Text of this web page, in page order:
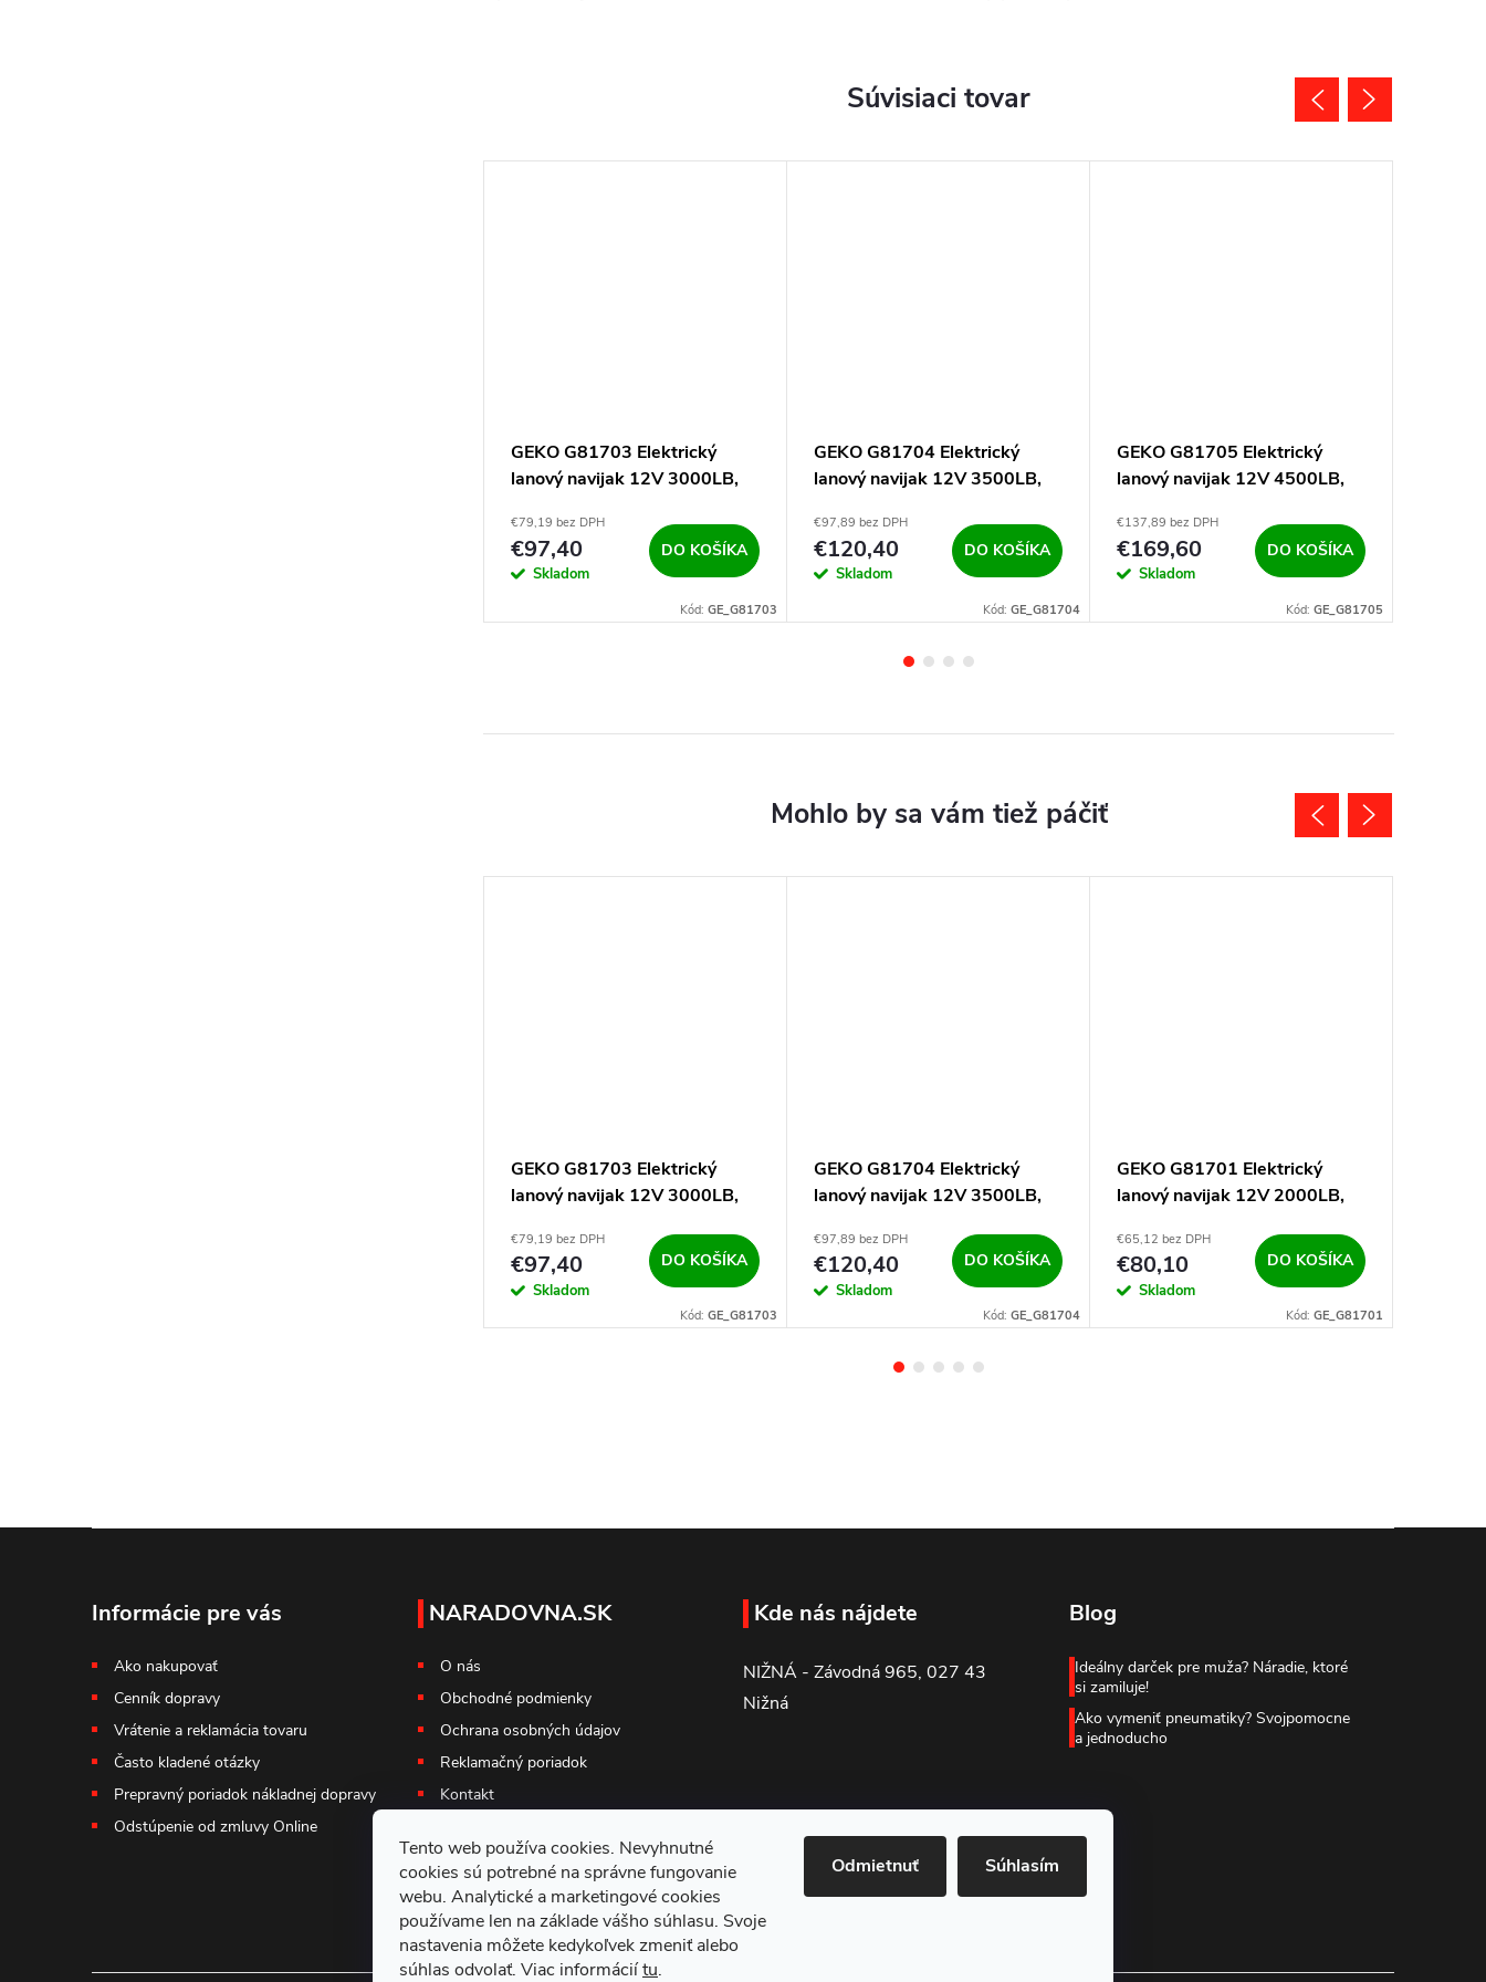
Tento web používa cookies. Nevyhnutné
cookies sú potrebné na správne fungovanie
webu. Analytické a marketingové cookies
používame len na základe vášho súhlasu. Svoje
nastavenia môžete kedykoľvek zmeniť alebo
súhlas odvolať. Viac informáciítu.
Odmietnuť Súhlasím
Súvisiaci tovar
GEKO G81703 Elektrický
lanový navijak 12V 3000LB,
€79,19 bez DPH
€97,40
Skladom
DO KOŠÍKA
Kód: GE_G81703
GEKO G81704 Elektrický
lanový navijak 12V 3500LB,
€97,89 bez DPH
€120,40
Skladom
DO KOŠÍKA
Kód: GE_G81704
GEKO G81705 Elektrický
lanový navijak 12V 4500LB,
€137,89 bez DPH
€169,60
Skladom
DO KOŠÍKA
Kód: GE_G81705
GEKO G81703 Elektrický
lanový navijak 12V 3000LB,
€79,19 bez DPH
€97,40
Skladom
DO KOŠÍKA
Kód: GE_G81703
GEKO G81704 Elektrický
lanový navijak 12V 3500LB,
€97,89 bez DPH
€120,40
Skladom
DO KOŠÍKA
Kód: GE_G81704
GEKO G81701 Elektrický
lanový navijak 12V 2000LB,
€65,12 bez DPH
€80,10
Skladom
DO KOŠÍKA
Kód: GE_G81701
Informácie pre vás
Ako nakupovať
Cenník dopravy
Vrátenie a reklamácia tovaru
Často kladené otázky
Prepravný poriadok nákladnej dopravy
Odstúpenie od zmluvy Online
NARADOVNA.SK
O nás
Obchodné podmienky
Ochrana osobných údajov
Reklamačný poriadok
Kontakt
Kde nás nájdete
NIŽNÁ - Závodná 965, 027 43
Nižná
Blog
Ideálny darček pre muža? Náradie, ktoré
si zamiluje!
Ako vymeniť pneumatiky? Svojpomocne
a jednoducho